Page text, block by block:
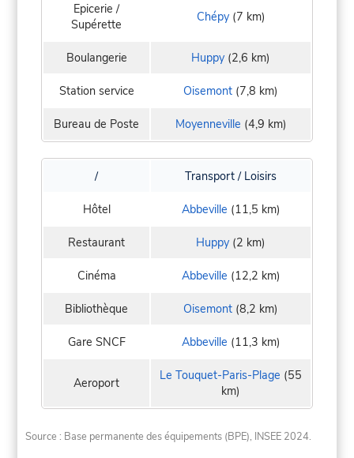
Epicerie /
Supérette
Chépy(7 km)
Boulangerie Huppy (2,6 km)
Station service Oisemont (7,8 km)
Bureau de Poste Moyenneville (4,9 km)
/ Transport / Loisirs
Hôtel Abbeville (11,5 km)
Restaurant Huppy (2 km)
Cinéma Abbeville (12,2 km)
Bibliothèque Oisemont (8,2 km)
Gare SNCF Abbeville (11,3 km)
Aeroport Le Touquet-Paris-Plage (55
km)
Source : Base permanente des équipements (BPE), INSEE 2024.